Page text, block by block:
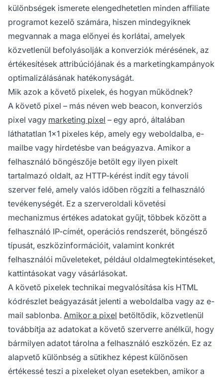
különbségek ismerete elengedhetetlen minden affiliate
programot kezelő számára, hiszen mindegyiknek
megvannak a maga előnyei és korlátai, amelyek
közvetlenül befolyásolják a konverziók mérésének, az
értékesítések attribúciójának és a marketingkampányok
optimalizálásának hatékonyságát.
Mik azok a követő pixelek, és hogyan működnek?
A követő pixel – más néven web beacon, konverziós
pixel vagy marketing pixel – egy apró, általában
láthatatlan 1x1 pixeles kép, amely egy weboldalba, e-
mailbe vagy hirdetésbe van beágyazva. Amikor a
felhasználó böngészője betölt egy ilyen pixelt
tartalmazó oldalt, az HTTP-kérést indít egy távoli
szerver felé, amely valós időben rögzíti a felhasználó
tevékenységét. Ez a szerveroldali követési
mechanizmus értékes adatokat gyűjt, többek között a
felhasználó IP-címét, operációs rendszerét, böngésző
típusát, eszközinformációit, valamint konkrét
felhasználói műveleteket, például oldalmegtekintéseket,
kattintásokat vagy vásárlásokat.
A követő pixelek technikai megvalósítása kis HTML
kódrészlet beágyazását jelenti a weboldalba vagy az e-
mail sablonba. Amikor a pixel betöltődik, közvetlenül
továbbítja az adatokat a követő szerverre anélkül, hogy
bármilyen adatot tárolna a felhasználó eszközén. Ez az
alapvető különbség a sütikhez képest különösen
értékessé teszi a pixeleket olyan esetekben, amikor a